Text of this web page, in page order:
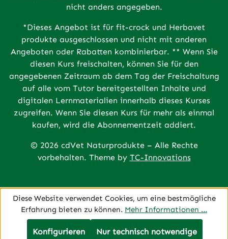
nicht anders angegeben.
*Dieses Angebot ist für fit-crock und Herbavet
produkte ausgeschlossen und nicht mit anderen
Angeboten oder Rabatten kombinierbar. ** Wenn Sie
diesen Kurs freischalten, können Sie für den
angegebenen Zeitraum ab dem Tag der Freischaltung
auf alle vom Tutor bereitgestellten Inhalte und
digitalen Lernmaterialien innerhalb dieses Kurses
zugreifen. Wenn Sie diesen Kurs für mehr als einmal
kaufen, wird die Abonnementzeit addiert.
© 2026 cdVet Naturprodukte – Alle Rechte
vorbehalten. Theme by TC-Innovations
Diese Website verwendet Cookies, um eine bestmögliche
Erfahrung bieten zu können. Mehr Informationen ...
Nur technisch notwendige
Konfigurieren